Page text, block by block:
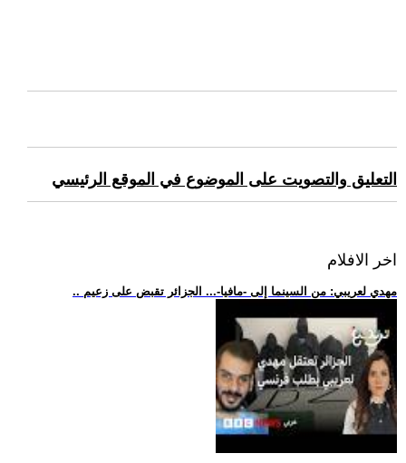
التعليق والتصويت على الموضوع في الموقع الرئيسي
اخر الافلام
.. مهدي لعريبي: من السينما إلى -مافيا-... الجزائر تقبض على زعيم